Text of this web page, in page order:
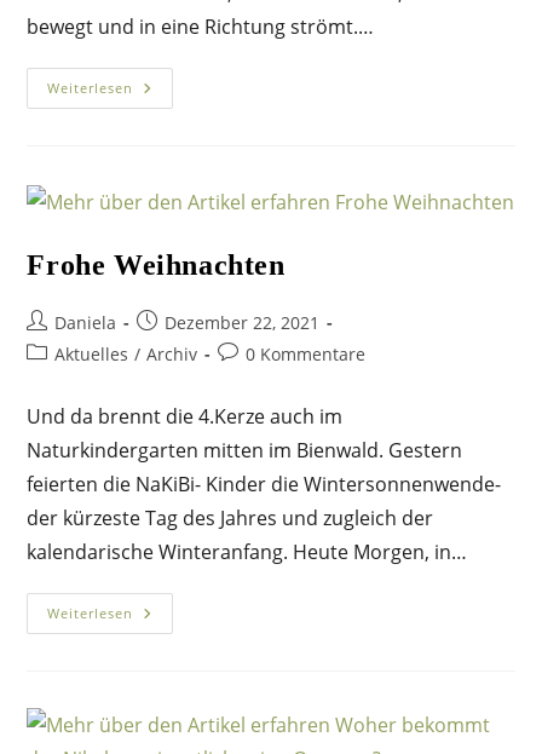
bewegt und in eine Richtung strömt.…
Weiterlesen Luft
In
Frohe Weihnachten
Beitrags-
Autor:
Daniela
Beitrag
veröffentlicht:
Dezember 22, 2021
Beitrags-
Aktuelles / Archiv
Beitrags-
0 Kommentare
Und da brennt die 4.Kerze auch im
Naturkindergarten mitten im Bienwald. Gestern
feierten die NaKiBi- Kinder die Wintersonnenwende-
der kürzeste Tag des Jahres und zugleich der
kalendarische Winteranfang. Heute Morgen, in…
Weiterlesen Frohe
Weihnachten